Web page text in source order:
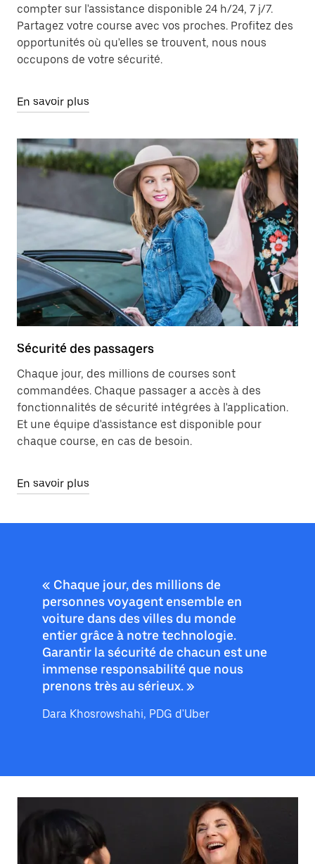
compter sur l'assistance disponible 24 h/24, 7 j/7.
Partagez votre course avec vos proches. Profitez des
opportunités où qu'elles se trouvent, nous nous
occupons de votre sécurité.
En savoir plus
Sécurité des passagers
Chaque jour, des millions de courses sont
commandées. Chaque passager a accès à des
fonctionnalités de sécurité intégrées à l'application.
Et une équipe d'assistance est disponible pour
chaque course, en cas de besoin.
En savoir plus
« Chaque jour, des millions de
personnes voyagent ensemble en
voiture dans des villes du monde
entier grâce à notre technologie.
Garantir la sécurité de chacun est une
immense responsabilité que nous
prenons très au sérieux. »
Dara Khosrowshahi, PDG d'Uber